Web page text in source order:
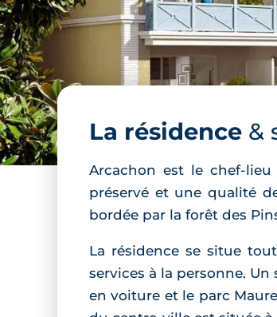
La résidence &
Arcachon est le chef-
préservé et une qualité
bordée par la forêt des
La résidence se situe
services à la personne.
en voiture et le parc